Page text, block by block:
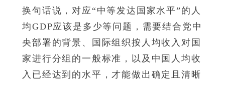
换句话说，对应“中等发达国家水平”的人
均GDP应该是多少等问题，需要结合党中
央部署的背景、国际组织按人均收入对国
家进行分组的一般标准，以及中国人均收
入已经达到的水平，才能做出确定且清晰